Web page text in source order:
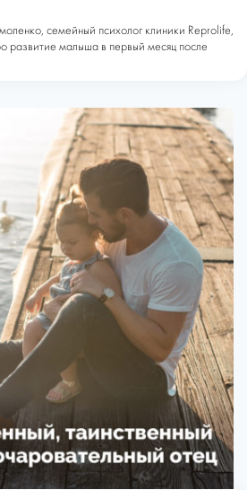
семейный психолог клиники Reprolife,
развитие малыша в первый месяц после